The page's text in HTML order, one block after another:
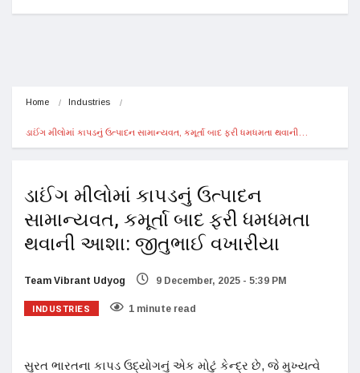
Home Industries
ડાઈંગ મીલોમાં કાપડનું ઉત્પાદન સામાન્યવત, કમૂર્તા બાદ ફરી ધમધમતા થવાની…
ડાઈંગ મીલોમાં કાપડનું ઉત્પાદન
સામાન્યવત, કમૂર્તા બાદ ફરી ધમધમતા
થવાની આશા: જીતુભાઈ વખારીયા
Team Vibrant Udyog 9 December, 2025 - 5:39 PM
INDUSTRIES 1 minute read
સુરત ભારતના કાપડ ઉદ્યોગનું એક મોટું કેન્દ્ર છે, જે મુખ્યત્વે